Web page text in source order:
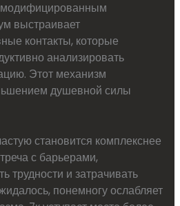
модифицированным
выстраивает
контакты, которые
анализировать
Этот механизм
душевной силы
становится комплекснее
с барьерами,
трудности и затрачивать
понемногу ослабляет